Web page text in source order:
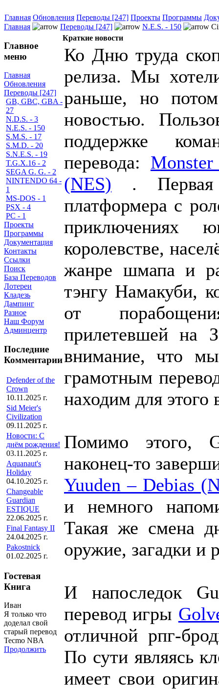
Главная Обновления Переводы [247] Проекты Программы
Главная
Переводы [247] N.E.S. - 150
Главное
меню
Главная
Обновления
Переводы [247]
GB, GBC, GBA -
27
N.D.S. - 3
N.E.S. - 150
S.M.S. - 17
S.M.D. - 20
S.N.E.S. - 19
T.G.X.16 - 2
SEGA G. G. - 2
NINTENDO 64 -
1
MS-DOS - 1
PSX - 4
PC - 1
Проекты
Программы
Документация
Контакты
Ссылки
Поиск
База Переводов
Лотереи
Кладезь
Дампинг
Разное
Наш Форум
Админцентр
Последние
Комментарии
Defender of the
Crown
10.11.2025 г.
Sid Meier's
Civilization
09.11.2025 г.
Новости: С
днём рождения!
03.11.2025 г.
Aquanaut's
Holiday
04.10.2025 г.
Changeable
Guardian
ESTIQUE
22.06.2025 г.
Final Fantasy II
24.04.2025 г.
Pakostnick
01.02.2025 г.
Гостевая
Книга
Иван
Я только что
доделал свой
старый перевод
Tecmo NBA
Продолжить
Краткие новости
Ко Дню труда
релиза. Мы
раньше, но
новостью.
поддержке
перевода:
(NES) . Первая
платформера с
приключениях
королевстве,
жанре шмапа и
тэнгу Намакуби,
от
прилетевшей на
внимание, что
грамотным
находим для этого
Помимо этого,
наконец-то
Yuuden – Debias
и немного
Такая же смена
оружие, загадки и
И напоследок
перевод игры
отличной рпг-
По сути являясь
имеет свои